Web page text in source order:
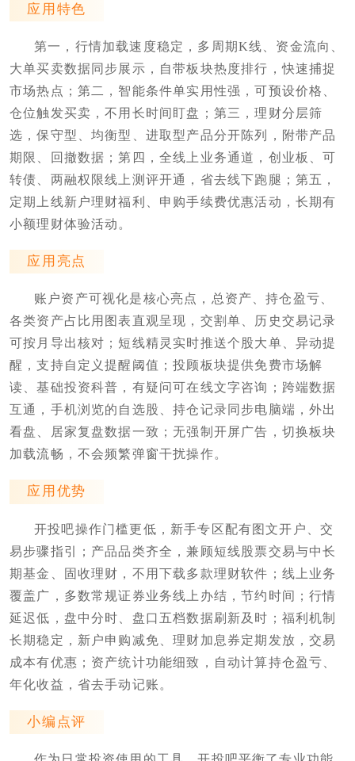
应用特色
第一，行情加载速度稳定，多周期K线、资金流向、
大单买卖数据同步展示，自带板块热度排行，快速捕捉
市场热点；第二，智能条件单实用性强，可预设价格、
仓位触发买卖，不用长时间盯盘；第三，理财分层筛
选，保守型、均衡型、进取型产品分开陈列，附带产品
期限、回撤数据；第四，全线上业务通道，创业板、可
转债、两融权限线上测评开通，省去线下跑腿；第五，
定期上线新户理财福利、申购手续费优惠活动，长期有
小额理财体验活动。
应用亮点
账户资产可视化是核心亮点，总资产、持仓盈亏、
各类资产占比用图表直观呈现，交割单、历史交易记录
可按月导出核对；短线精灵实时推送个股大单、异动提
醒，支持自定义提醒阈值；投顾板块提供免费市场解
读、基础投资科普，有疑问可在线文字咨询；跨端数据
互通，手机浏览的自选股、持仓记录同步电脑端，外出
看盘、居家复盘数据一致；无强制开屏广告，切换板块
加载流畅，不会频繁弹窗干扰操作。
应用优势
开投吧操作门槛更低，新手专区配有图文开户、交
易步骤指引；产品品类齐全，兼顾短线股票交易与中长
期基金、固收理财，不用下载多款理财软件；线上业务
覆盖广，多数常规证券业务线上办结，节约时间；行情
延迟低，盘中分时、盘口五档数据刷新及时；福利机制
长期稳定，新户申购减免、理财加息券定期发放，交易
成本有优惠；资产统计功能细致，自动计算持仓盈亏、
年化收益，省去手动记账。
小编点评